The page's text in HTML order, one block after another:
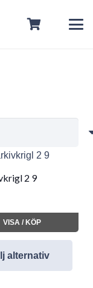
2 9
VISA / KÖP
alternativ